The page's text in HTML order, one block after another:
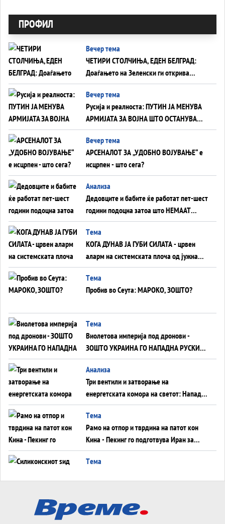
ПРОФИЛ
Вечер тема
ЧЕТИРИ СТОЛЧИЊА, ЕДЕН БЕЛГРАД:
Доаѓањето на Зеленски ги открива
тајните на политиката на балансирање
на Вучиќ
Вечер тема
Русија и реалноста: ПУТИН ЈА МЕНУВА
АРМИЈАТА ЗА ВОЈНА ШТО ОСТАНУВА
БЕЗ ФРОНТ
Вечер тема
АРСЕНАЛОТ ЗА „УДОБНО ВОЈУВАЊЕ“ е
исцрпен - што сега?
Анализа
Дедовците и бабите ќе работат пет-шест
години подоцна затоа што НЕМААТ
ВНУЦИ ДА ГИ ЗАМЕНАТ
Tема
КОГА ДУНАВ ЈА ГУБИ СИЛАТА - црвен
аларм на системската плоча од јужна
Германија до Црното Море...
Tема
Пробив во Сеута: МАРОКО, ЗОШТО?
Tема
Виолетова империја под дронови -
ЗОШТО УКРАИНА ГО НАПАДНА РУСКИОТ
WILDBERRIES
Aнализа
Три вентили и затворање на
енергетската комора на светот: Нападот
во Суец најавува глобален енергетски
инфаркт?
Tема
Рамо на отпор и тврдина на патот кон
Кина - Пекинг го подготвува Иран за
американска копнена инвазија
Tема
Tема
Трамп тврди дека повторно „разговара“